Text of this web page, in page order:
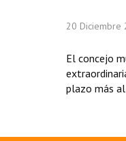
20 Diciembre
El concejo
plazo más